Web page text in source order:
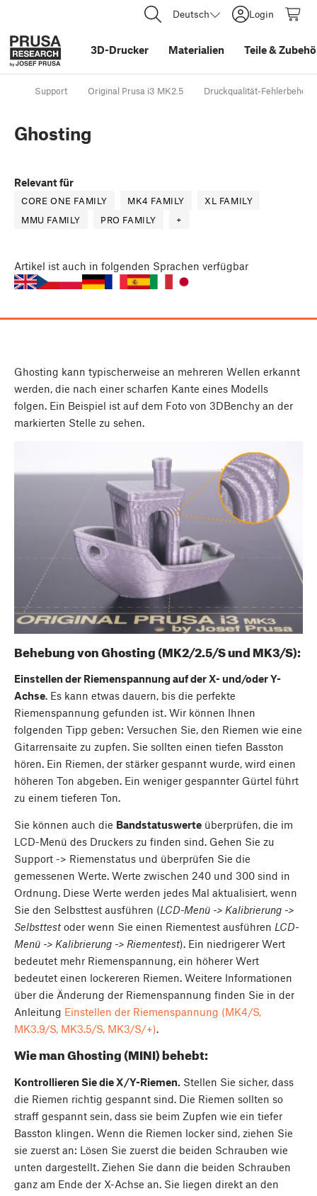
Deutsch Login
3D-Drucker Materialien Teile&
Support Original Prusa i3 MK2.5 Druckqualität-
Ghosting
Relevant für
CORE ONE FAMILY MK4 FAMILY
XL FAMILY
MMU FAMILY
PRO FAMILY +
Artikel ist auch in folgenden Sprachen verfügbar
Ghosting kann typischerweise an mehreren Wellen erkannt
werden, die nach einer scharfen Kante eines Modells
folgen. Ein Beispiel ist auf dem Foto von 3DBenchy an der
markierten Stelle zu sehen.
Behebung von Ghosting (MK2/2.5/S und MK3/S):
Einstellen der Riemenspannung auf der X- und/oder Y-
Achse. Es kann etwas dauern, bis die perfekte
Riemenspannung gefunden ist. Wir können Ihnen
folgenden Tipp geben: Versuchen Sie, den Riemen wie eine
Gitarrensaite zu zupfen. Sie sollten einen tiefen Basston
hören. Ein Riemen, der stärker gespannt wurde, wird einen
höheren Ton abgeben. Ein weniger gespannter Gürtel führt
zu einem tieferen Ton.
Sie können auch die Bandstatuswerte überprüfen, die im
LCD-Menü des Druckers zu finden sind. Gehen Sie zu
Support -> Riemenstatus und überprüfen Sie die
gemessenen Werte. Werte zwischen 240 und 300 sind in
Ordnung. Diese Werte werden jedes Mal aktualisiert, wenn
Sie den Selbsttest ausführen (LCD-Menü -> Kalibrierung ->
Selbsttestoder wenn Sie einen Riementest ausführen LCD-
Menü -> Kalibrierung -> Riementest). Ein niedrigerer Wert
bedeutet mehr Riemenspannung, ein höherer Wert
bedeutet einen lockereren Riemen. Weitere Informationen
über die Änderung der Riemenspannung finden Sie in der
Anleitung Einstellen der Riemenspannung (MK4/S,
MK3.9/S, MK3.5/S, MK3/S/+).
Wie man Ghosting (MINI) behebt:
Kontrollieren Sie die X/Y-Riemen. Stellen Sie sicher, dass
die Riemen richtig gespannt sind. Die Riemen sollten so
straff gespannt sein, dass sie beim Zupfen wie ein tiefer
Basston klingen. Wenn die Riemen locker sind, ziehen Sie
sie zuerst an: Lösen Sie zuerst die beiden Schrauben wie
unten dargestellt. Ziehen Sie dann die beiden Schrauben
ganz am Ende der X-Achse an. Sie liegen direkt an den